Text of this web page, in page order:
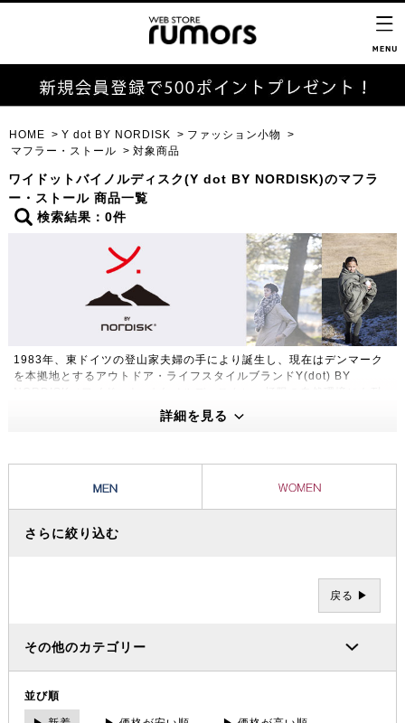
HOME Y dot BY NORDISK
ファッション小物
マフラー・ストール
対象商品
ワイドットバイノルディスク(Y dot BY NORDISK)のマフラ
ー・ストール 商品一覧
検索結果：0件
1983年、東ドイツの登山家夫婦の手により誕生し、現在はデンマーク
を本拠地とするアウトドア・ライフスタイルブランドY(dot) BY
えうる高い機能性・保温性をもつプロダクトは、アウトドアのプロフェ
ッショナルたちから信頼を集め、数々の過酷な冒険やレースを支えてき
詳細を見る
さらに絞り込む
戻る ▶
その他のカテゴリー
並び順